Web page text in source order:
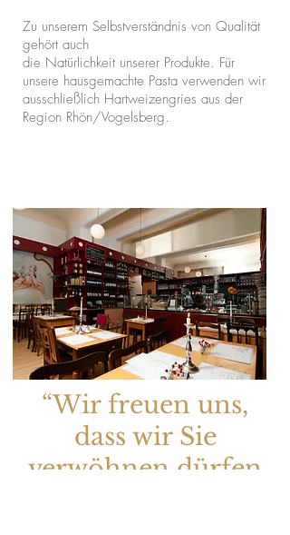
Zu unserem Selbstverständnis von Qualität
gehört auch
die Natürlichkeit unserer Produkte. Für
unsere hausgemachte Pasta verwenden wir
ausschließlich Hartweizengries aus der
Region Rhön/Vogelsberg.
“Wir freuen uns,
dass wir Sie
verwöhnen dürfen